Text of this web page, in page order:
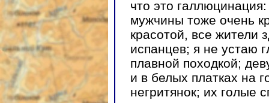
что это
мужчины тоже очень
красотой, все жители
испанцев; я не устаю
плавной походкой;
и в белых платках на
негритянок; их голые